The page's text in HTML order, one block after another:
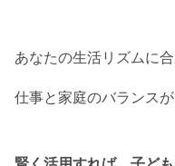
あなたの生活リズムに
仕事と家庭のバランスが